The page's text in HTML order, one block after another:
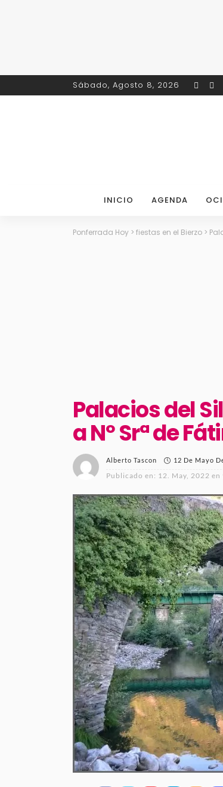
Sábado, Agosto 8, 2026
INICIO AGENDA
Ponferrada Hoy > fiestas en el Bierzo >
Palacios del
a Nº Srª de
Alberto Tascon 12 De Mayo
Publicado en: 12. May, 2022 en